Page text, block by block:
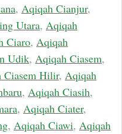
, Aqiqah Cianjur,
Utara, Aqiqah
Ciaro, Aqiqah
Udik, Aqiqah Ciasem,
Ciasem Hilir, Aqiqah
, Aqiqah Ciasih,
, Aqiqah Ciater,
, Aqiqah Ciawi, Aqiqah